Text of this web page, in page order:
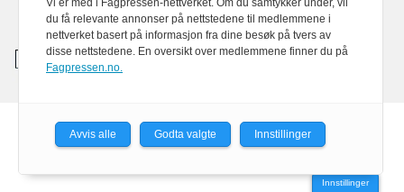
Powered by Labrador CMS
Innstillinger
Vi er med i Fagpressen-nettverket. Om du samtykker under, vil
du få relevante annonser på nettstedene til medlemmene i
nettverket basert på informasjon fra dine besøk på tvers av
disse nettstedene. En oversikt over medlemmene finner du på
Fagpressen.no.
Avvis alle Godta valgte Innstillinger